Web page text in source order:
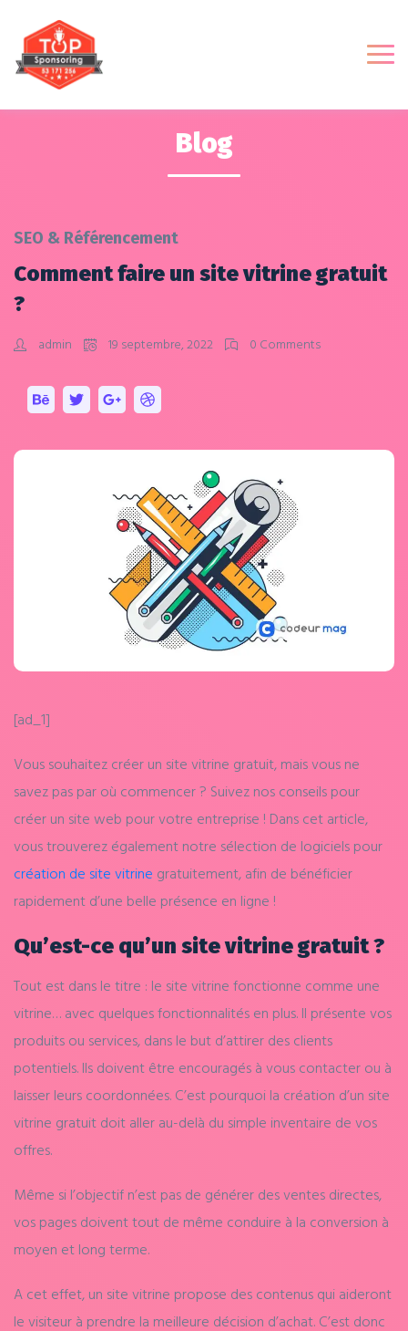
Blog
SEO & Référencement
Comment faire un site vitrine gratuit
?
admin 19 septembre, 2022 0 Comments
[ad_1]
Vous souhaitez créer un site vitrine gratuit, mais vous ne
savez pas par où commencer ? Suivez nos conseils pour
créer un site web pour votre entreprise ! Dans cet article,
vous trouverez également notre sélection de logiciels pour
création de site vitrine gratuitement, afin de bénéficier
rapidement d’une belle présence en ligne !
Qu’est-ce qu’un site vitrine gratuit ?
Tout est dans le titre : le site vitrine fonctionne comme une
vitrine… avec quelques fonctionnalités en plus. Il présente vos
produits ou services, dans le but d’attirer des clients
potentiels. Ils doivent être encouragés à vous contacter ou à
laisser leurs coordonnées. C’est pourquoi la création d’un site
vitrine gratuit doit aller au-delà du simple inventaire de vos
offres.
Même si l’objectif n’est pas de générer des ventes directes,
vos pages doivent tout de même conduire à la conversion à
moyen et long terme.
A cet effet, un site vitrine propose des contenus qui aideront
le visiteur à prendre la meilleure décision d’achat. C’est donc